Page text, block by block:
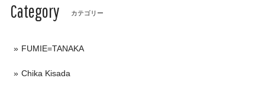
Category カテゴリー
FUMIE=TANAKA
Chika Kisada